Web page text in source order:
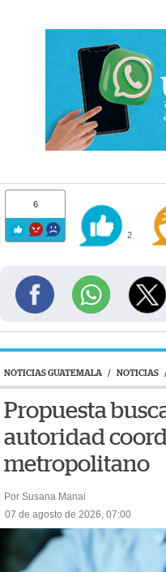
6
2
NOTICIAS GUATEMALA / NOTICIAS
Propuesta
autoridad
metropolitano
Por Susana Manai
07 de agosto de 2026, 07:00